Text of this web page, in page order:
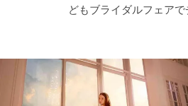
どもブライダルフェアで